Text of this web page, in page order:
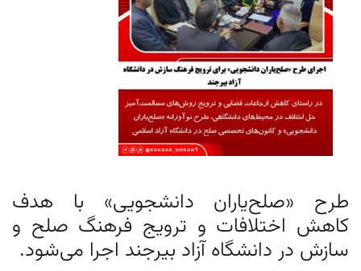
طرح «صلح‌یاران دانشجویی» با هدف
کاهش اختلافات و ترویج فرهنگ صلح و
سازش در دانشگاه آزاد بیرجند اجرا می‌شود.